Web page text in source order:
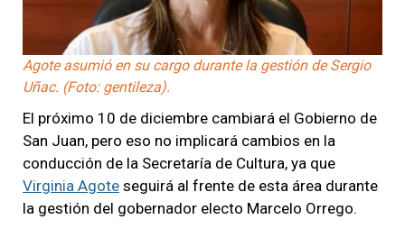
Agote asumió en su cargo durante la gestión de Sergio
Uñac. (Foto: gentileza).
El próximo 10 de diciembre cambiará el Gobierno de
San Juan, pero eso no implicará cambios en la
conducción de la Secretaría de Cultura, ya que
Virginia Agote seguirá al frente de esta área durante
la gestión del gobernador electo Marcelo Orrego.